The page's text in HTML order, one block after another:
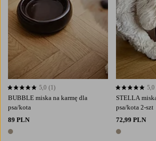
BUBBLE miska na karmę dla
psa/kota
89 PLN
1 kolor
5,0 opierając się na 1 ocenach
5,0 (1)
STELLA
psa/kota 2-szt
72,99 PLN
1 kolor
5,0 opierając5,0